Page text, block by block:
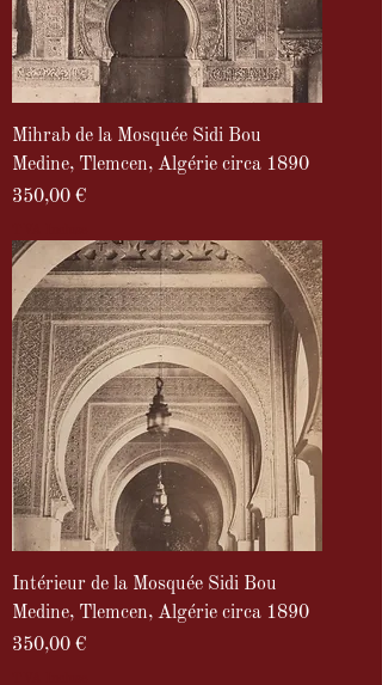
Mihrab de la Mosquée Sidi Bou
Medine, Tlemcen, Algérie circa 1890
Prix
350,00 €
Intérieur de la Mosquée Sidi Bou
Medine, Tlemcen, Algérie circa 1890
Prix
350,00 €